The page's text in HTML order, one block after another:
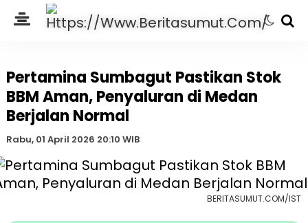
Pertamina Sumbagut Pastikan Stok
BBM Aman, Penyaluran di Medan
Berjalan Normal
Rabu, 01 April 2026 20:10 WIB
BERITASUMUT.COM/IST